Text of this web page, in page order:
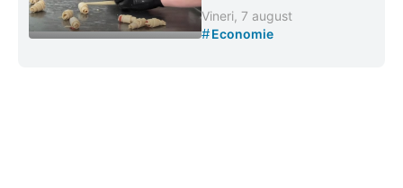
Vineri, 7 august
#Economie